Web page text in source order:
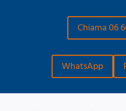
Chiama 06
WhatsApp